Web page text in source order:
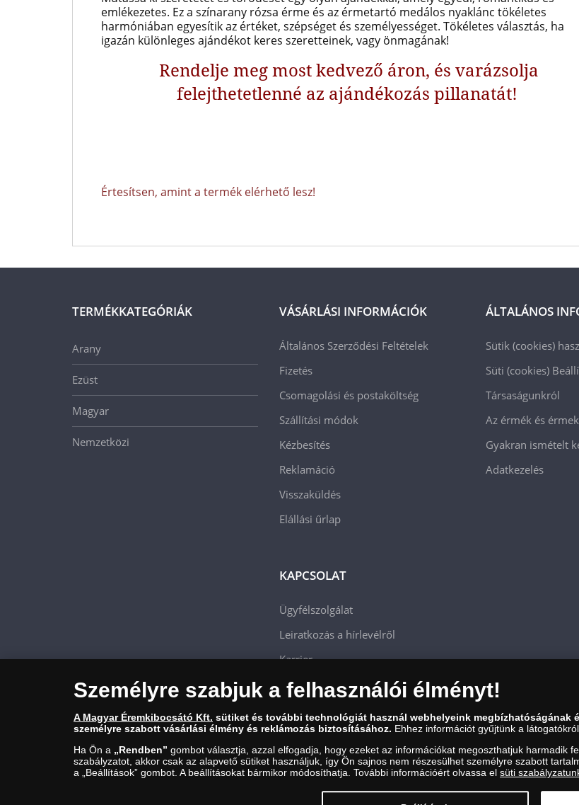
emlékezetes. Ez a színarany rózsa érme és az érmetartó medálos nyaklánc tökéletes
harmóniában egyesítik az értéket, szépséget és személyességet. Tökéletes választás, ha
igazán különleges ajándékot keres szeretteinek, vagy önmagának!
Rendelje meg most kedvező áron, és varázsolja
felejthetetlenné az ajándékozás pillanatát!
Értesítsen, amint a termék elérhető lesz!
TERMÉKKATEGÓRIÁK
Arany
Ezüst
Magyar
Nemzetközi
VÁSÁRLÁSI INFORMÁCIÓK
Általános Szerződési Feltételek
Fizetés
Csomagolási és postaköltség
Szállítási módok
Kézbesítés
Reklamáció
Visszaküldés
Elállási űrlap
KAPCSOLAT
Ügyfélszolgálat
Leiratkozás a hírlevélről
Karrier
ÁLTALÁNOS
Sütik (cookies)
Süti (cookies)
Társaságunkról
Az érmék és
Gyakran ismételt
Adatkezelés
Személyre szabjuk a felhasználói élményt!
A Magyar Éremkibocsátó Kft. sütiket és további technológiát használ webhelyeink megbízhatóságának
személyre szabott vásárlási élmény és reklámozás biztosításához. Ehhez információt gyűjtünk a
Ha Ön a „Rendben” gombot választja, azzal elfogadja, hogy ezeket az információkat megoszthatjuk harmadik
szabályzatot, akkor csak az alapvető sütiket használjuk, így Ön sajnos nem részesülhet személyre szabott
a „Beállítások” gombot. A beállításokat bármikor módosíthatja. További információért olvassa el süti